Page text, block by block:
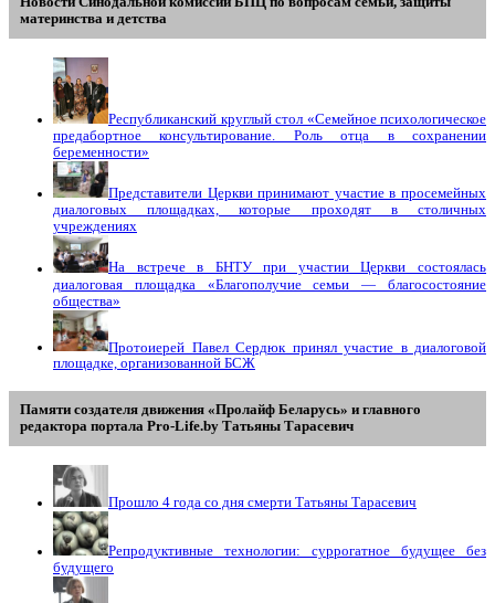
материнства и детства
Республиканский круглый стол «Семейное психологическое
предабортное консультирование. Роль отца в сохранении
беременности»
Представители Церкви принимают участие в просемейных
диалоговых площадках, которые проходят в столичных
учреждениях
На встрече в БНТУ при участии Церкви состоялась
диалоговая площадка «Благополучие семьи — благосостояние
общества»
Протоиерей Павел Сердюк принял участие в диалоговой
площадке, организованной БСЖ
Памяти создателя движения «Пролайф Беларусь» и главного
редактора портала Pro-Life.by Tатьяны Tарасевич
Прошло 4 года со дня смерти Татьяны Тарасевич
Репродуктивные технологии: суррогатное будущее без
будущего